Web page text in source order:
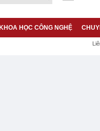
KHOA HỌC CÔNG NGHỆ